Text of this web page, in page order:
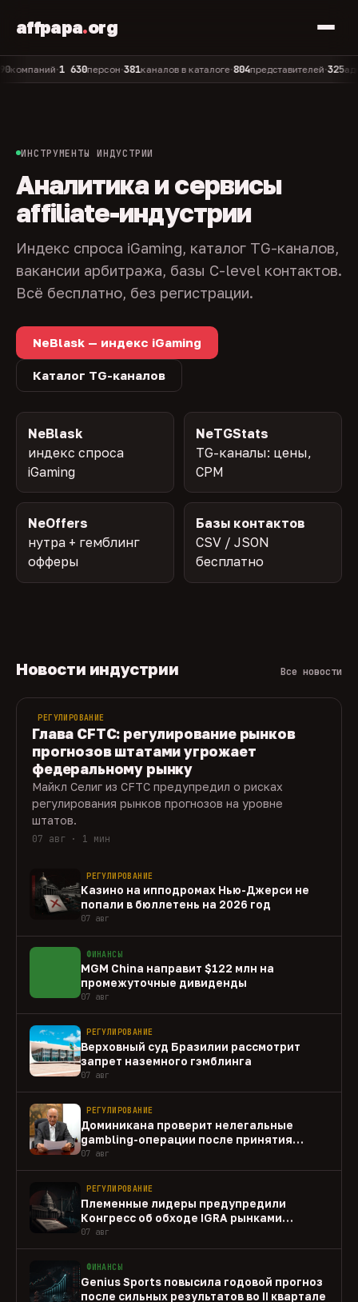
affpapa.org
•1 630персон•381каналов в каталоге•804представителей•325
ИНСТРУМЕНТЫ ИНДУСТРИИ
Аналитика и сервисы
affiliate-индустрии
Индекс спроса iGaming, каталог TG-каналов,
вакансии арбитража, базы C-level контактов.
Всё бесплатно, без регистрации.
NeBlask — индекс iGaming
Каталог TG-каналов
NeBlask
индекс спроса
iGaming
NeTGStats
TG-каналы: цены,
CPM
NeOffers
нутра + гемблинг
офферы
Базы контактов
CSV / JSON
бесплатно
Новости индустрии Все новости
РЕГУЛИРОВАНИЕ
Глава CFTC: регулирование рынков
прогнозов штатами угрожает
федеральному рынку
Майкл Селиг из CFTC предупредил о рисках
регулирования рынков прогнозов на уровне
штатов.
07 авг · 1 мин
РЕГУЛИРОВАНИЕ
Казино на ипподромах Нью-Джерси не
попали в бюллетень на 2026 год
07 авг
ФИНАНСЫ
MGM China направит $122 млн на
промежуточные дивиденды
07 авг
РЕГУЛИРОВАНИЕ
Верховный суд Бразилии рассмотрит
запрет наземного гэмблинга
07 авг
РЕГУЛИРОВАНИЕ
Доминикана проверит нелегальные
gambling-операции после принятия
закона
07 авг
РЕГУЛИРОВАНИЕ
Племенные лидеры предупредили
Конгресс об обходе IGRA рынками
прогнозов
07 авг
ФИНАНСЫ
Genius Sports повысила годовой прогноз
после сильных результатов во II квартале